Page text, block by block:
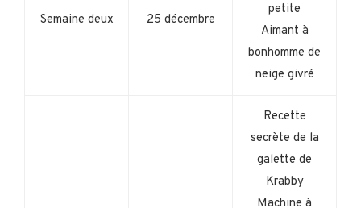
Semaine deux 25 décembre
petite
Aimant à
bonhomme de
neige givré
Recette
secrète de la
galette de
Krabby
Machine à